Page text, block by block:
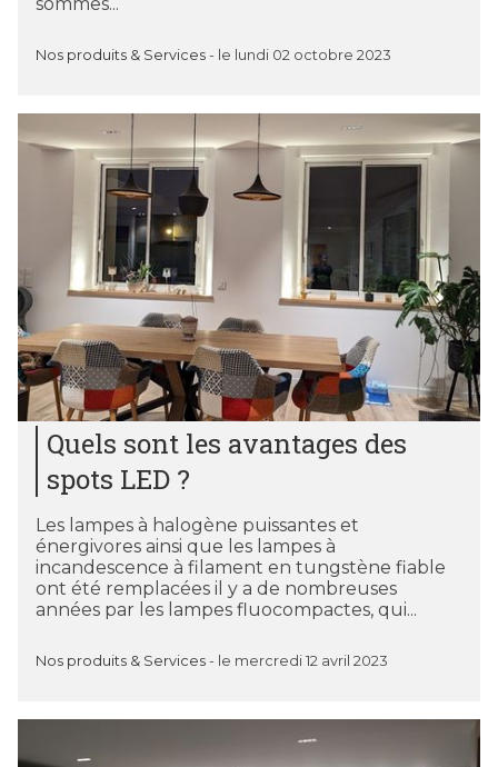
Nos produits & Services - le lundi 02 octobre 2023
Quels sont les avantages des
spots LED ?
Les lampes à halogène puissantes et
énergivores ainsi que les lampes à
incandescence à filament en tungstène fiable
ont été remplacées il y a de nombreuses
années par les lampes fluocompactes, qui...
Nos produits & Services - le mercredi 12 avril 2023